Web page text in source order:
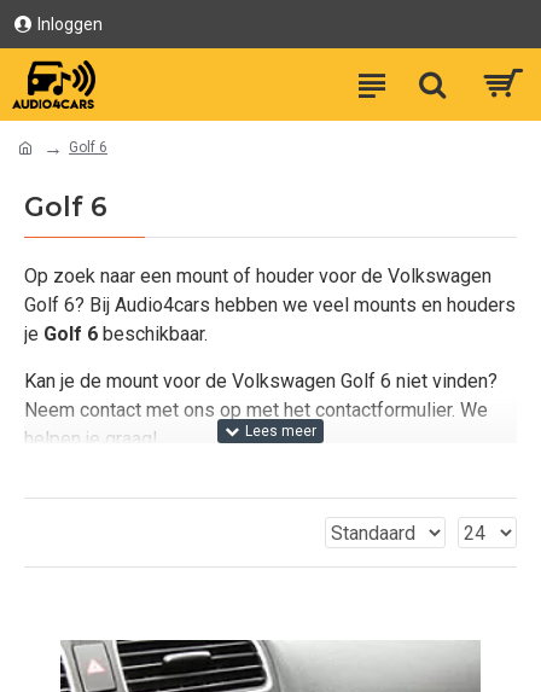
Inloggen
Golf 6
Golf 6
Op zoek naar een mount of houder voor de Volkswagen
Golf 6? Bij Audio4cars hebben we veel mounts en houders
je Golf 6 beschikbaar.
Kan je de mount voor de Volkswagen Golf 6 niet vinden?
Neem contact met ons op met het contactformulier. We
helpen je graag!